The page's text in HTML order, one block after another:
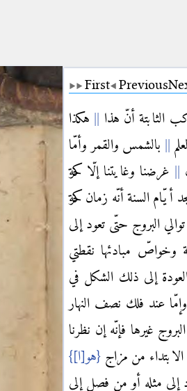
First Previous
الثابتة أنّ هذا
هكذا
بالشمس والقمر وأمّا
غرضنا وغايتنا إلّا حركة
أيّام السنة أنّه زمان حركة
البروج حتّى تعود إلى
مبادئها نقطتي
إلى ذلك الشكل في
عند فلك نصف النهار
غيرها فإنّه إن نظرنا
من مزاج {هو [ا]
}
إلى مثله أو من فصل إلى